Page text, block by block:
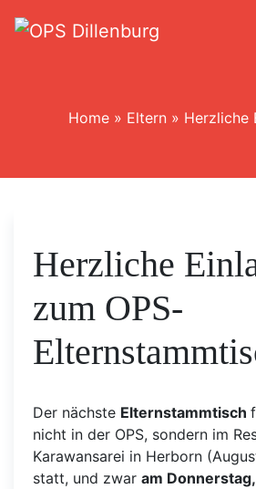
Home » Eltern » Herzliche
Herzliche
zum OPS-
Der nächste Elternstammtisch
nicht in der OPS, sondern im
Karawansarei in Herborn
statt, und zwar am